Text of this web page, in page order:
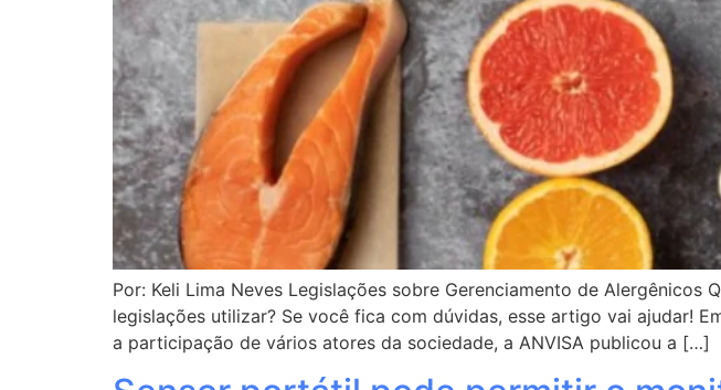
Por: Keli Lima Neves Legislações sobre Gerenciamento de
legislações utilizar? Se você fica com dúvidas, esse artigo vai ajudar!
a participação de vários atores da sociedade, a ANVISA publicou a […]